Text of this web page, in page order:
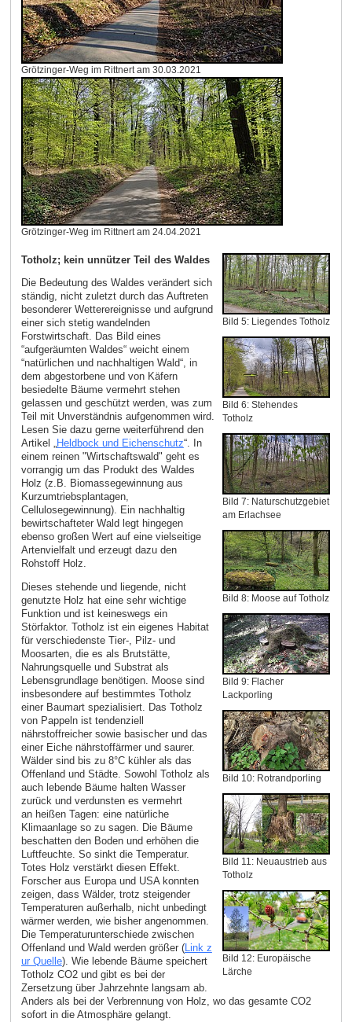
Grötzinger-Weg im Rittnert am 30.03.2021
Grötzinger-Weg im Rittnert am 24.04.2021
Bild 5: Liegendes Totholz
Bild 6: Stehendes
Totholz
Bild 7: Naturschutzgebiet
am Erlachsee
Bild 8: Moose auf Totholz
Bild 9: Flacher
Lackporling
Bild 10: Rotrandporling
Bild 11: Neuaustrieb aus
Totholz
Bild 12: Europäische
Lärche
Totholz; kein unnützer Teil des Waldes
Die Bedeutung des Waldes verändert sich
ständig, nicht zuletzt durch das Auftreten
besonderer Wetterereignisse und aufgrund
einer sich stetig wandelnden
Forstwirtschaft. Das Bild eines
“aufgeräumten Waldes“ weicht einem
“natürlichen und nachhaltigen Wald“, in
dem abgestorbene und von Käfern
besiedelte Bäume vermehrt stehen
gelassen und geschützt werden, was zum
Teil mit Unverständnis aufgenommen wird.
Lesen Sie dazu gerne weiterführend den
Artikel „Heldbock und Eichenschutz“. In
einem reinen "Wirtschaftswald" geht es
vorrangig um das Produkt des Waldes
Holz (z.B. Biomassegewinnung aus
Kurzumtriebsplantagen,
Cellulosegewinnung). Ein nachhaltig
bewirtschafteter Wald legt hingegen
ebenso großen Wert auf eine vielseitige
Artenvielfalt und erzeugt dazu den
Rohstoff Holz.
Dieses stehende und liegende, nicht
genutzte Holz hat eine sehr wichtige
Funktion und ist keineswegs ein
Störfaktor. Totholz ist ein eigenes Habitat
für verschiedenste Tier-, Pilz- und
Moosarten, die es als Brutstätte,
Nahrungsquelle und Substrat als
Lebensgrundlage benötigen. Moose sind
insbesondere auf bestimmtes Totholz
einer Baumart spezialisiert. Das Totholz
von Pappeln ist tendenziell
nährstoffreicher sowie basischer und das
einer Eiche nährstoffärmer und saurer.
Wälder sind bis zu 8°C kühler als das
Offenland und Städte. Sowohl Totholz als
auch lebende Bäume halten Wasser
zurück und verdunsten es vermehrt
an heißen Tagen: eine natürliche
Klimaanlage so zu sagen. Die Bäume
beschatten den Boden und erhöhen die
Luftfeuchte. So sinkt die Temperatur.
Totes Holz verstärkt diesen Effekt.
Forscher aus Europa und USA konnten
zeigen, dass Wälder, trotz steigender
Temperaturen außerhalb, nicht unbedingt
wärmer werden, wie bisher angenommen.
Die Temperaturunterschiede zwischen
Offenland und Wald werden größer (Link z
ur Quelle). Wie lebende Bäume speichert
Totholz CO2 und gibt es bei der
Zersetzung über Jahrzehnte langsam ab.
Anders als bei der Verbrennung von Holz, wo das gesamte CO2
sofort in die Atmosphäre gelangt.